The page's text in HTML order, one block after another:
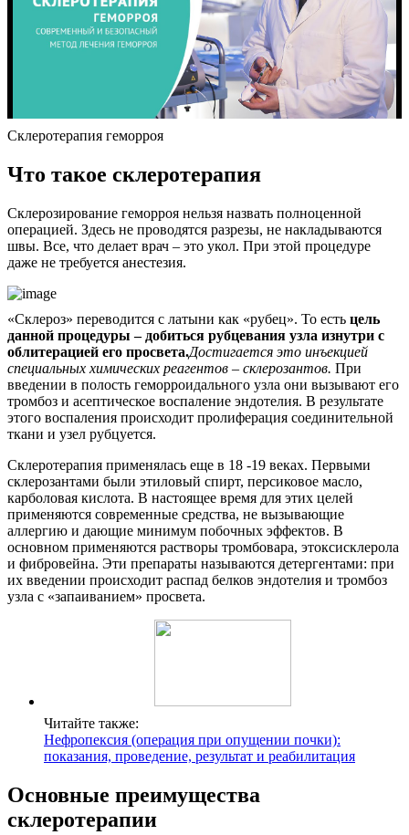
Склеротерапия геморроя
Что такое склеротерапия
Склерозирование геморроя нельзя назвать полноценной
операцией. Здесь не проводятся разрезы, не накладываются
швы. Все, что делает врач – это укол. При этой процедуре
даже не требуется анестезия.
«Склероз» переводится с латыни как «рубец». То есть цель
данной процедуры – добиться рубцевания узла изнутри с
облитерацией его просвета.Достигается это инъекцией
специальных химических реагентов – склерозантов. При
введении в полость геморроидального узла они вызывают его
тромбоз и асептическое воспаление эндотелия. В результате
этого воспаления происходит пролиферация соединительной
ткани и узел рубцуется.
Склеротерапия применялась еще в 18 -19 веках. Первыми
склерозантами были этиловый спирт, персиковое масло,
карболовая кислота. В настоящее время для этих целей
применяются современные средства, не вызывающие
аллергию и дающие минимум побочных эффектов. В
основном применяются растворы тромбовара, этоксисклерола
и фибровейна. Эти препараты называются детергентами: при
их введении происходит распад белков эндотелия и тромбоз
узла с «запаиванием» просвета.
Читайте также:
Нефропексия (операция при опущении почки):
показания, проведение, результат и реабилитация
Основные преимущества
склеротерапии